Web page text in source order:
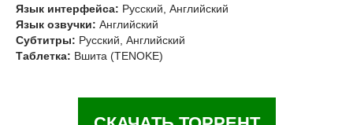
Язык интерфейса: Русский, Английский
Язык озвучки: Английский
Субтитры: Русский, Английский
Таблетка: Вшита (TENOKE)